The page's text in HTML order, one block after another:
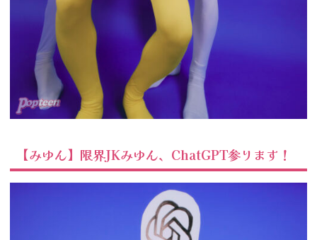
【みゆん】限界JKみゆん、ChatGPT参ります！